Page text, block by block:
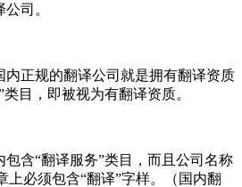
司。
正规的翻译公司就是拥有翻译资质
目，即被视为有翻译资质。
含“翻译服务”类目，而且公司名称
必须包含“翻译”字样。（国内翻